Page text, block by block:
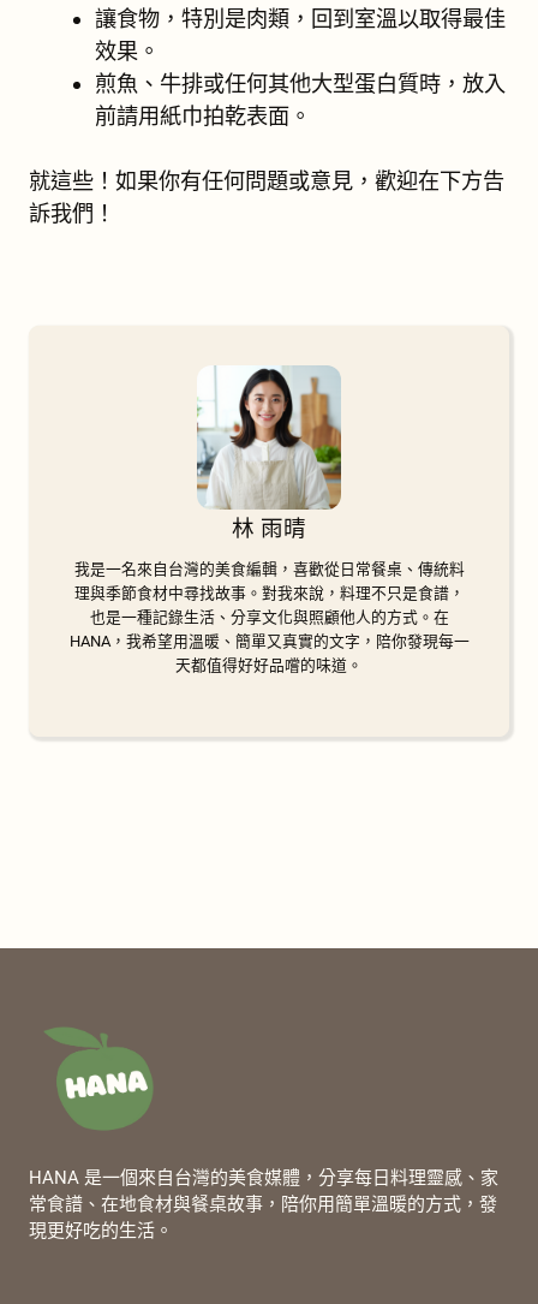
讓食物，特別是肉類，回到室溫以取得最佳
效果。
煎魚、牛排或任何其他大型蛋白質時，放入
前請用紙巾拍乾表面。
就這些！如果你有任何問題或意見，歡迎在下方告
訴我們！
林 雨晴
我是一名來自台灣的美食編輯，喜歡從日常餐桌、傳統料
理與季節食材中尋找故事。對我來說，料理不只是食譜，
也是一種記錄生活、分享文化與照顧他人的方式。在
HANA，我希望用溫暖、簡單又真實的文字，陪你發現每一
天都值得好好品嚐的味道。
HANA 是一個來自台灣的美食媒體，分享每日料理靈感、家
常食譜、在地食材與餐桌故事，陪你用簡單溫暖的方式，發
現更好吃的生活。